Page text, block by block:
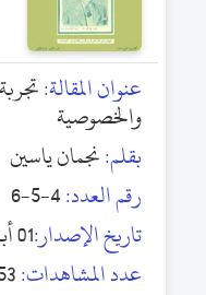
عنوان المقالة:
والخصوصية
بقلم:نجمان ياسين
رقم العدد:4-5-6
تاريخ الإصدار:01 أبريل 1976
عدد المشاهدات: